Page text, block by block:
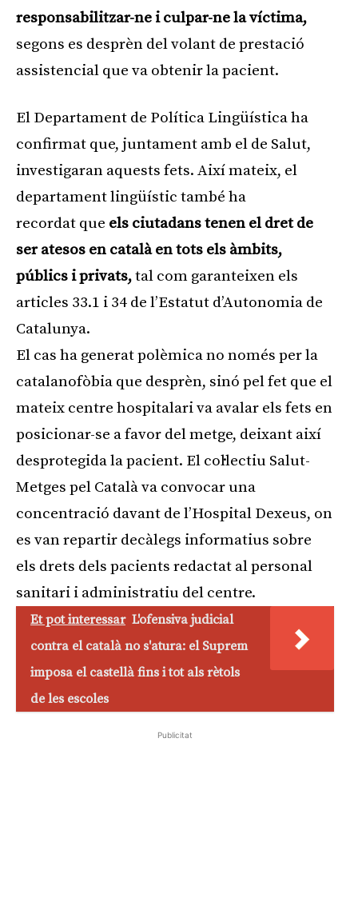
responsabilitzar-ne i culpar-ne la víctima,
segons es desprèn del volant de prestació
assistencial que va obtenir la pacient.
El Departament de Política Lingüística ha
confirmat que, juntament amb el de Salut,
investigaran aquests fets. Així mateix, el
departament lingüístic també ha
recordat que els ciutadans tenen el dret de
ser atesos en català en tots els àmbits,
públics i privats,tal com garanteixen els
articles 33.1 i 34 de l’Estatut d’Autonomia de
Catalunya.
El cas ha generat polèmica no només per la
catalanofòbia que desprèn, sinó pel fet que el
mateix centre hospitalari va avalar els fets en
posicionar-se a favor del metge, deixant així
desprotegida la pacient. El col·lectiu Salut-
Metges pel Català va convocar una
concentració davant de l’Hospital Dexeus, on
es van repartir decàlegs informatius sobre
els drets dels pacients redactat al personal
sanitari i administratiu del centre.
Et pot interessar L'ofensiva judicial
contra el català no s'atura: el Suprem
imposa el castellà fins i tot als rètols
de les escoles
Publicitat